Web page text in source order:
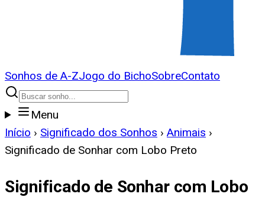
Sonhos de A-ZJogo do BichoSobreContato
Menu
Início › Significado dos Sonhos › Animais ›
Significado de Sonhar com Lobo Preto
Significado de Sonhar com Lobo